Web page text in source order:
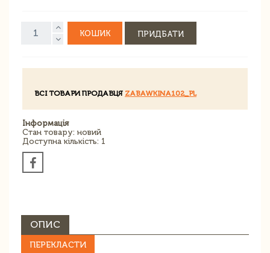
КОШИК ПРИДБАТИ
ВСІ ТОВАРИ ПРОДАВЦЯ ZABAWKINA102_PL
Інформація
Стан товару: новий
Доступна кількість: 1
ОПИС
ПЕРЕКЛАСТИ